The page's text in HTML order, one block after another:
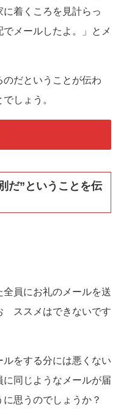
着くころを見計らっ
メールしたよ。」とメ
だということが伝わ
しょう。
だ”ということを伝
員にお礼のメールを送
ススメはできないです
をする分には悪くない
同じようなメールが届
思うのでしょうか？